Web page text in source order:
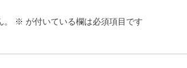
※ が付いている欄は必須項目です